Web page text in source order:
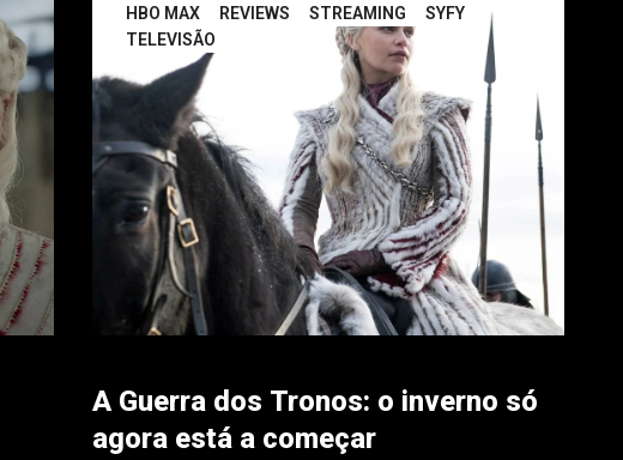
HBO MAX REVIEWS STREAMING
SYFY
TELEVISÃO
A Guerra dos Tronos: o inverno só
agora está a começar